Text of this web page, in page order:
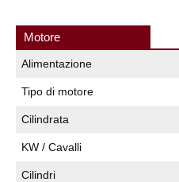
Motore
Alimentazione
Tipo di motore
Cilindrata
KW / Cavalli
Cilindri